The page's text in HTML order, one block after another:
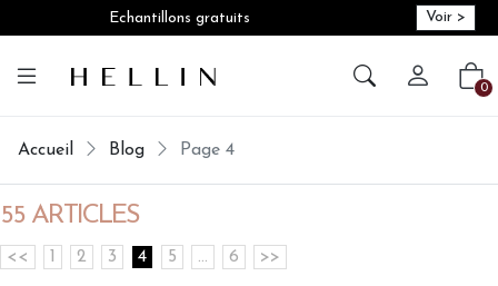
Echantillons gratuits Voir >
Créer 0
Accueil Blog Page 4
55 ARTICLES
<< 2 3 4 5 ... 6 >>